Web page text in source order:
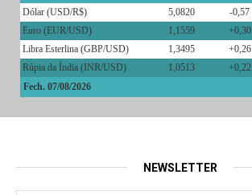
Dólar (USD/R$)
5,0820
-0,57
Euro (EUR/USD)
1,1559
+0,30
Libra Esterlina (GBP/USD)
1,3495
+0,26
Rúpia da Índia (INR/USD)
1,0513
+0,22
Fech. 07/08/2026
NEWSLETTER